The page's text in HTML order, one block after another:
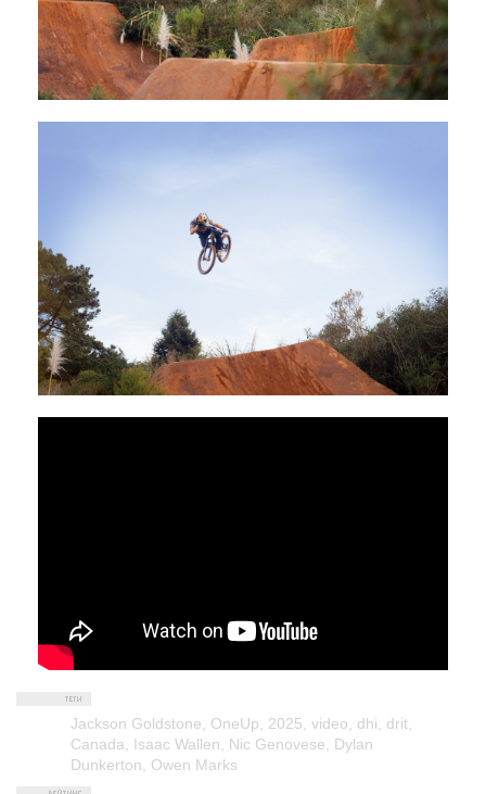
Jackson Goldstone OneUp 2025 video dhi drit
Canada
Isaac Wallen Nic Genovese
Dylan
Dunkerton
Owen Marks